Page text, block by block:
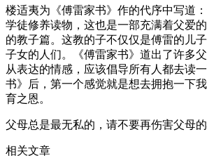
楼适夷为《傅雷家书》作的代序中写道
学徒修养读物，这也是一部充满着父爱
的教子篇。这教的子不仅仅是傅雷的儿
子女的人们。《傅雷家书》道出了许多
从表达的情感，应该倡导所有人都去读
书》后，第一个感觉就是想去拥抱一下
育之恩。
父母总是最无私的，请不要再伤害父母的
相关文章